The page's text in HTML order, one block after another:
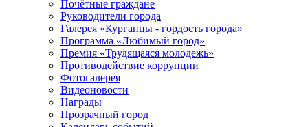
Почётные граждане
Руководители города
Галерея «Курганцы - гордость города»
Программа «Любимый город»
Премия «Трудящаяся молодежь»
Противодействие коррупции
Фотогалерея
Видеоновости
Награды
Прозрачный город